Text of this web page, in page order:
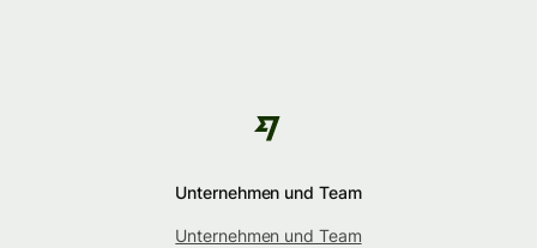
Unternehmen und Team
Unternehmen und Team